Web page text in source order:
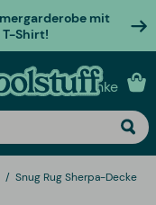
mit
Shirt!
geschenke
Snug Rug Sherpa-Decke